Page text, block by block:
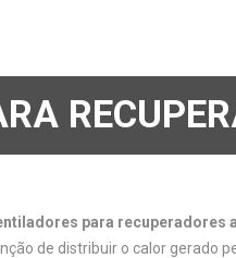
para recuperadores
de distribuir o calor